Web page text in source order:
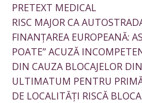
PRETEXT MEDICAL
RISC MAJOR CA
FINANȚAREA EUROPEANĂ:
POATE” ACUZĂ
DIN CAUZA BLOCAJELOR
ULTIMATUM PENTRU
DE LOCALITĂȚI RISCĂ